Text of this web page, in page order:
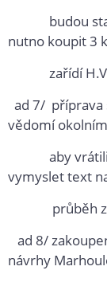
budou
nutno koupit 3
zařídí
ad 7/ příprava
vědomí
aby vrátili
vymyslet text
průběh
ad 8/
návrhy